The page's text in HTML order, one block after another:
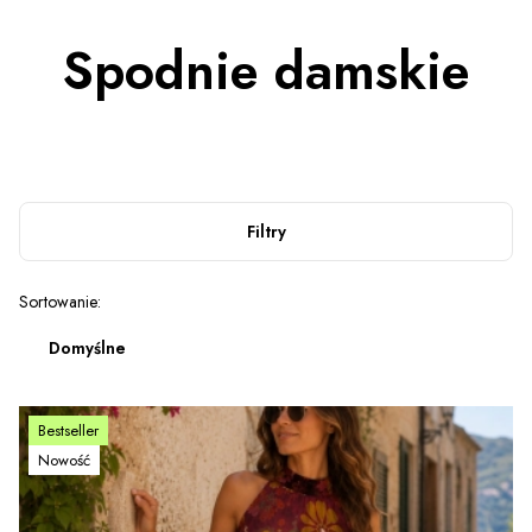
Spodnie damskie
Filtry
Lista produktów
Sortowanie:
Domyślne
Bestseller
Nowość